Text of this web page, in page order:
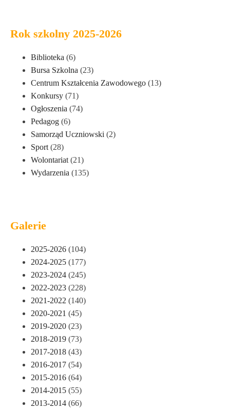
Rok szkolny 2025-2026
Biblioteka (6)
Bursa Szkolna (23)
Centrum Kształcenia Zawodowego (13)
Konkursy (71)
Ogłoszenia (74)
Pedagog (6)
Samorząd Uczniowski (2)
Sport (28)
Wolontariat (21)
Wydarzenia (135)
Galerie
2025-2026 (104)
2024-2025 (177)
2023-2024 (245)
2022-2023 (228)
2021-2022 (140)
2020-2021 (45)
2019-2020 (23)
2018-2019 (73)
2017-2018 (43)
2016-2017 (54)
2015-2016 (64)
2014-2015 (55)
2013-2014 (66)